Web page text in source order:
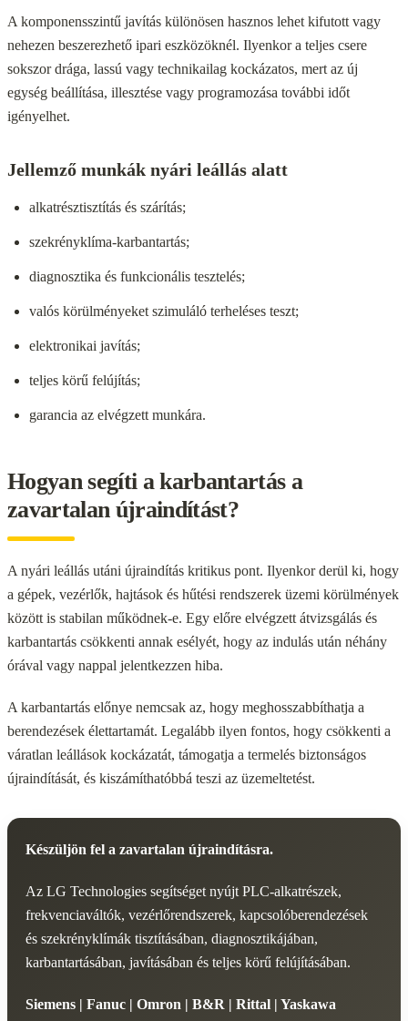
A komponensszintű javítás különösen hasznos lehet kifutott vagy
nehezen beszerezhető ipari eszközöknél. Ilyenkor a teljes csere
sokszor drága, lassú vagy technikailag kockázatos, mert az új
egység beállítása, illesztése vagy programozása további időt
igényelhet.
Jellemző munkák nyári leállás alatt
alkatrésztisztítás és szárítás;
szekrényklíma-karbantartás;
diagnosztika és funkcionális tesztelés;
valós körülményeket szimuláló terheléses teszt;
elektronikai javítás;
teljes körű felújítás;
garancia az elvégzett munkára.
Hogyan segíti a karbantartás a
zavartalan újraindítást?
A nyári leállás utáni újraindítás kritikus pont. Ilyenkor derül ki, hogy
a gépek, vezérlők, hajtások és hűtési rendszerek üzemi körülmények
között is stabilan működnek-e. Egy előre elvégzett átvizsgálás és
karbantartás csökkenti annak esélyét, hogy az indulás után néhány
órával vagy nappal jelentkezzen hiba.
A karbantartás előnye nemcsak az, hogy meghosszabbíthatja a
berendezések élettartamát. Legalább ilyen fontos, hogy csökkenti a
váratlan leállások kockázatát, támogatja a termelés biztonságos
újraindítását, és kiszámíthatóbbá teszi az üzemeltetést.
Készüljön fel a zavartalan újraindításra.
Az LG Technologies segítséget nyújt PLC-alkatrészek,
frekvenciaváltók, vezérlőrendszerek, kapcsolóberendezések
és szekrényklímák tisztításában, diagnosztikájában,
karbantartásában, javításában és teljes körű felújításában.
Siemens | Fanuc | Omron | B&R | Rittal | Yaskawa